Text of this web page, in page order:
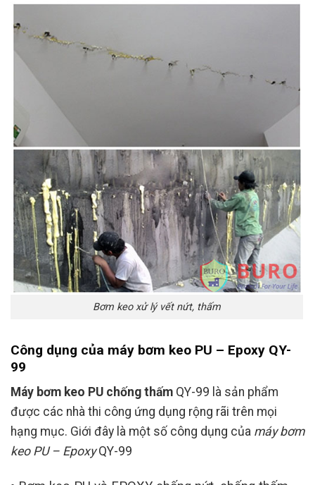
Bơm keo xử lý vết nứt, thấm
Công dụng của máy bơm keo PU – Epoxy QY-
99
Máy bơm keo PU chống thấm QY-99 là sản phẩm
được các nhà thi công ứng dụng rộng rãi trên mọi
hạng mục. Giới đây là một số công dụng của máy bơm
keo PU – EpoxyQY-99